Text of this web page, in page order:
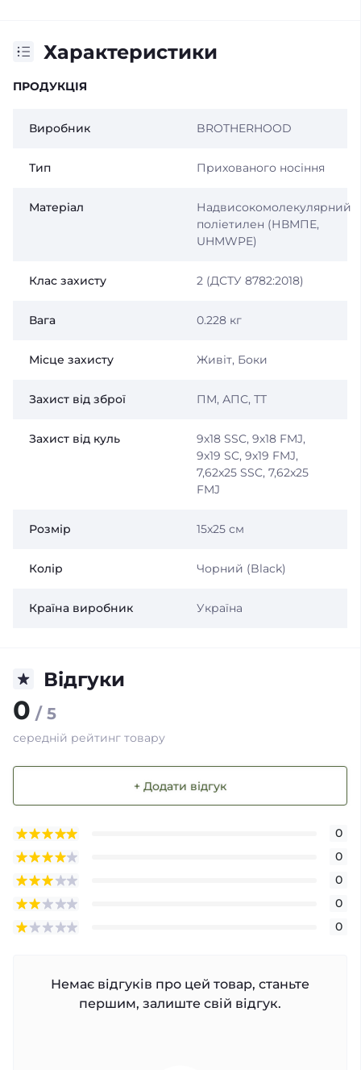
Характеристики
ПРОДУКЦІЯ
Виробник BROTHERHOOD
Тип Прихованого носіння
Матеріал
Надвисокомолекулярний
поліетилен (НВМПЕ,
UHMWPE)
Клас захисту 2 (ДСТУ 8782:2018)
Вага 0.228 кг
Місце захисту Живіт, Боки
Захист від зброї ПМ, АПС, ТТ
Захист від куль
9х18 SSC, 9х18 FMJ,
9х19 SC, 9х19 FMJ,
7,62x25 SSC, 7,62x25
FMJ
Розмір 15x25 см
Колір Чорний (Black)
Країна виробник Україна
Відгуки
0 / 5
середній рейтинг товару
+ Додати відгук
0
0
0
0
0
Немає відгуків про цей товар, станьте
першим, залиште свій відгук.